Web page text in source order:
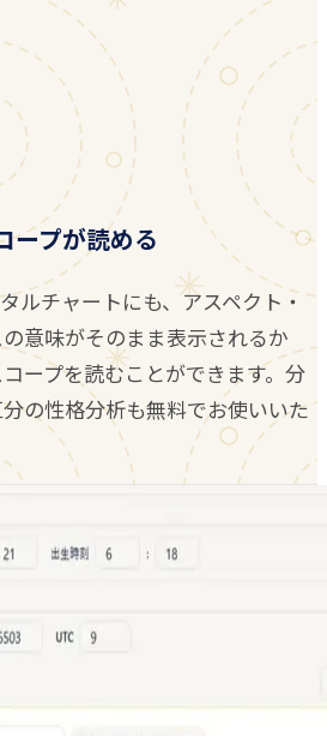
ープが読める
ルチャートにも、アスペクト・
意味がそのまま表示されるか
ープを読むことができます。分
の性格分析も無料でお使いいた